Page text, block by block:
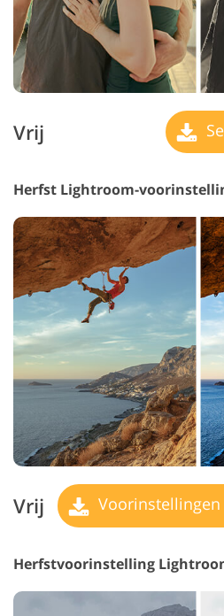
Vrij
Herfst Lightroom-
Vrij Voorinstellingen
Herfstvoorinstelling